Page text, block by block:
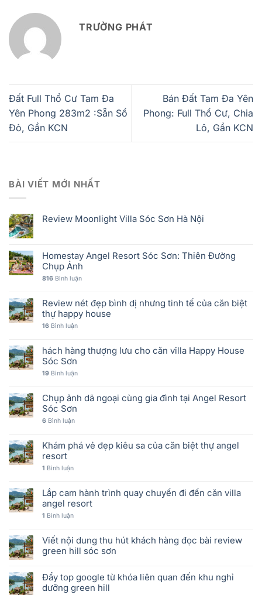
TRƯỜNG PHÁT
Đất Full Thổ Cư Tam Đa
Yên Phong 283m2 :Sẵn Sổ
Đỏ, Gần KCN
Bán Đất Tam Đa Yên
Phong: Full Thổ Cư, Chia
Lô, Gần KCN
BÀI VIẾT MỚI NHẤT
Review Moonlight Villa Sóc Sơn Hà Nội
Homestay Angel Resort Sóc Sơn: Thiên Đường
Chụp Ảnh
816 Bình luận
Review nét đẹp bình dị nhưng tinh tế của căn biệt
thự happy house
16 Bình luận
hách hàng thượng lưu cho căn villa Happy House
Sóc Sơn
19 Bình luận
Chụp ảnh dã ngoại cùng gia đình tại Angel Resort
Sóc Sơn
6 Bình luận
Khám phá vẻ đẹp kiêu sa của căn biệt thự angel
resort
1 Bình luận
Lắp cam hành trình quay chuyến đi đến căn villa
angel resort
1 Bình luận
Viết nội dung thu hút khách hàng đọc bài review
green hill sóc sơn
Đẩy top google từ khóa liên quan đến khu nghỉ
dưỡng green hill